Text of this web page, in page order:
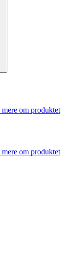
om produktet
om produktet